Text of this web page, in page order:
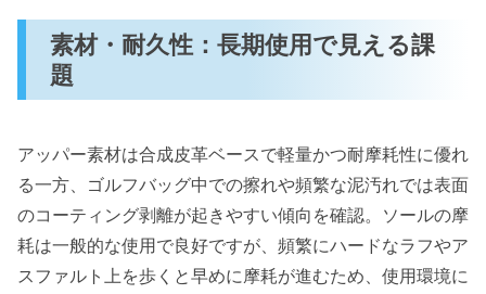
素材・耐久性：長期使用で見える課
題
アッパー素材は合成皮革ベースで軽量かつ耐摩耗性に優れ
る一方、ゴルフバッグ中での擦れや頻繁な泥汚れでは表面
のコーティング剥離が起きやすい傾向を確認。ソールの摩
耗は一般的な使用で良好ですが、頻繁にハードなラフやア
スファルト上を歩くと早めに摩耗が進むため、使用環境に